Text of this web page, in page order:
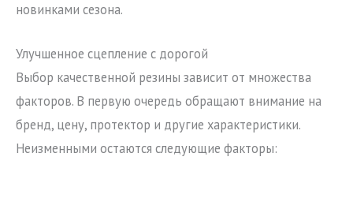
новинками сезона.
Улучшенное сцепление с дорогой
Выбор качественной резины зависит от множества
факторов. В первую очередь обращают внимание на
бренд, цену, протектор и другие характеристики.
Неизменными остаются следующие факторы: